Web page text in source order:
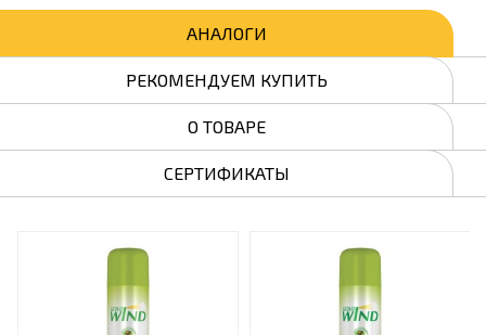
АНАЛОГИ
РЕКОМЕНДУЕМ КУПИТЬ
О ТОВАРЕ
СЕРТИФИКАТЫ